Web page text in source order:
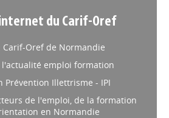
du Carif-Oref
Carif-Oref de Normandie
l'actualité emploi formation
Prévention Illettrisme - IPI
de l'emploi, de la formation
en Normandie